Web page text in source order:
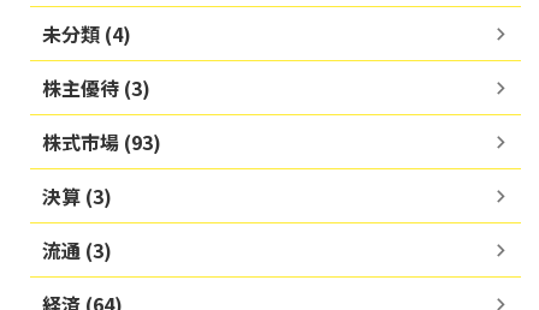
未分類 (4)
株主優待 (3)
株式市場 (93)
決算 (3)
流通 (3)